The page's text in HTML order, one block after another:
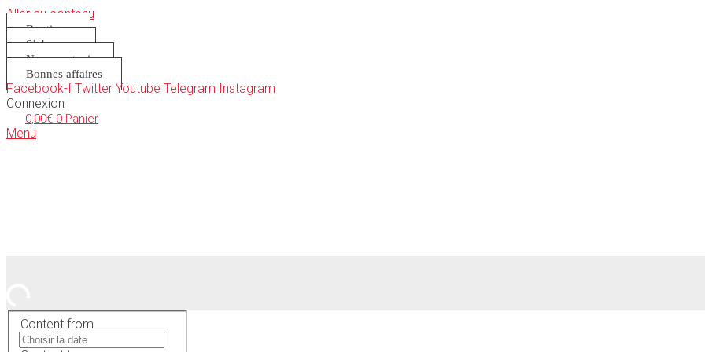
Aller au contenu
Boutique
S’abonner
Nous soutenir
Bonnes affaires
Facebook-f Twitter Youtube Telegram Instagram
Connexion
0,00€ 0 Panier
Menu
Content from